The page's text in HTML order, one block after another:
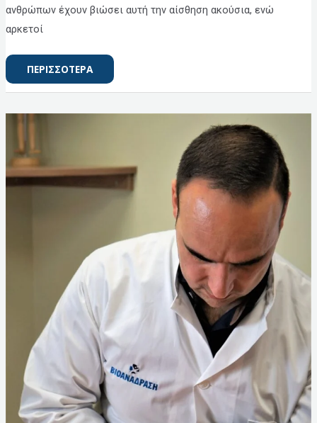
ανθρώπων έχουν βιώσει αυτή την αίσθηση ακούσια, ενώ
αρκετοί
ΠΕΡΙΣΣΟΤΕΡΑ